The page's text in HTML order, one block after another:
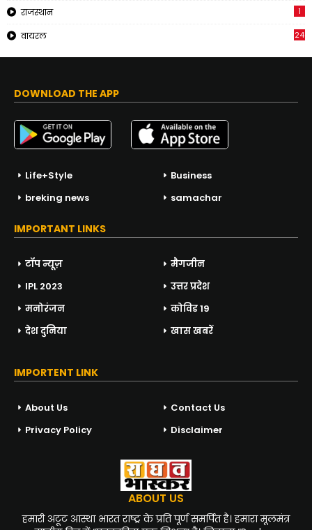
राजस्थान 1
वायरल 24
DOWNLOAD THE APP
Life+Style
Business
breking news
samachar
IMPORTANT LINKS
टॉप न्यूज़
मैगजीन
IPL 2023
उत्तर प्रदेश
मनोरंजन
कोविड 19
देश दुनिया
खास खबरें
IMPORTENT LINK
About Us
Contact Us
Privacy Policy
Disclaimer
ABOUT US
हमारी अटूट आस्था भारत राष्ट्र के प्रति पूर्ण समर्पित है। हमारा मूलमंत्र